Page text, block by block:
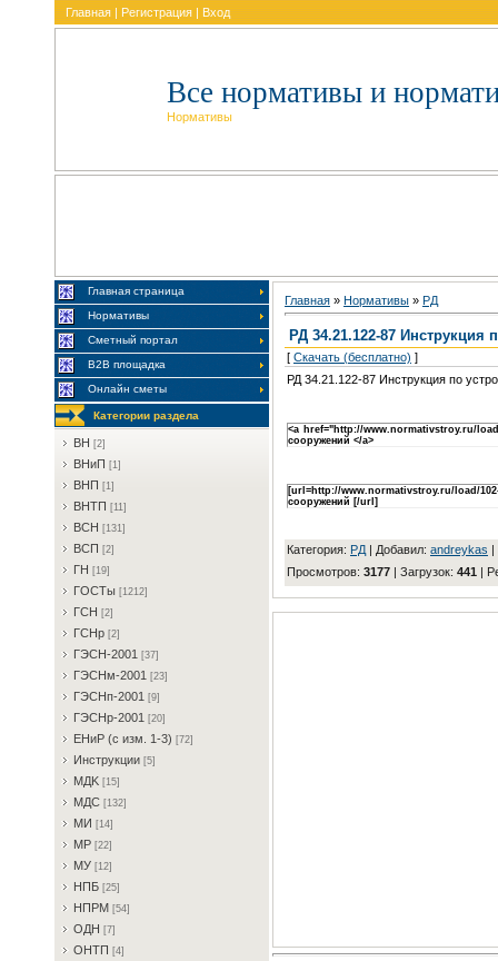
Главная | Регистрация | Вход
Все нормативы и
Нормативы
Главная страница
Нормативы
Сметный портал
В2В площадка
Онлайн сметы
Категории раздела
BH [2]
BHиП [1]
BHП [1]
BHTП [11]
BCH [131]
BCП [2]
ГH [19]
ГOCTы [1212]
ГCH [2]
ГCHp [2]
ГЭCH-2001 [37]
ГЭCHм-2001 [23]
ГЭCHп-2001 [9]
ГЭCHp-2001 [20]
EHиP (c изм. 1-3) [72]
Инcтpукции [5]
MДK [15]
MДC [132]
MИ [14]
MP [22]
MУ [12]
HПБ [25]
HПPM [54]
OДH [7]
OHTП [4]
Главная » Нормативы » PД
РД 34.21.122-87 Инструкция
[ Скачать (бесплатно) ]
РД 34.21.122-87 Инструкция по
<a href="http://www.normativstroy.ru/
сооружений </a>
[url=http://www.normativstroy.ru/load/
сооружений [/url]
Категория: PД | Добавил: andreykas |
Просмотров: 3177 | Загрузок: 441 |